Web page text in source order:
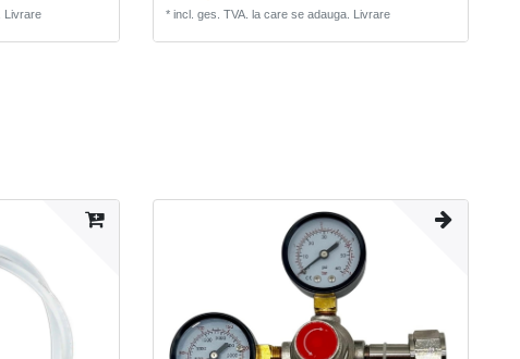
Livrare *incl. ges. TVA. la care se adauga. Livrare